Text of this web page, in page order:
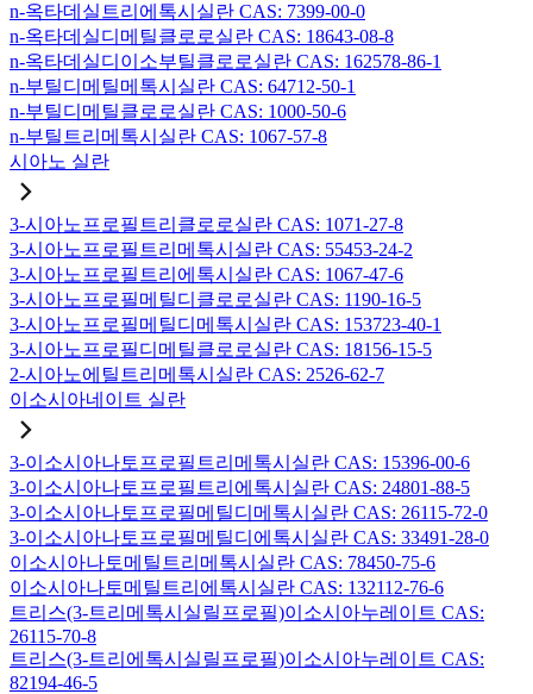
n-옥타데실트리에톡시실란 CAS: 7399-00-0
n-옥타데실디메틸클로로실란 CAS: 18643-08-8
n-옥타데실디이소부틸클로로실란 CAS: 162578-86-1
n-부틸디메틸메톡시실란 CAS: 64712-50-1
n-부틸디메틸클로로실란 CAS: 1000-50-6
n-부틸트리메톡시실란 CAS: 1067-57-8
시아노 실란
3-시아노프로필트리클로로실란 CAS: 1071-27-8
3-시아노프로필트리메톡시실란 CAS: 55453-24-2
3-시아노프로필트리에톡시실란 CAS: 1067-47-6
3-시아노프로필메틸디클로로실란 CAS: 1190-16-5
3-시아노프로필메틸디메톡시실란 CAS: 153723-40-1
3-시아노프로필디메틸클로로실란 CAS: 18156-15-5
2-시아노에틸트리메톡시실란 CAS: 2526-62-7
이소시아네이트 실란
3-이소시아나토프로필트리메톡시실란 CAS: 15396-00-6
3-이소시아나토프로필트리에톡시실란 CAS: 24801-88-5
3-이소시아나토프로필메틸디메톡시실란 CAS: 26115-72-0
3-이소시아나토프로필메틸디에톡시실란 CAS: 33491-28-0
이소시아나토메틸트리메톡시실란 CAS: 78450-75-6
이소시아나토메틸트리에톡시실란 CAS: 132112-76-6
트리스(3-트리메톡시실릴프로필)이소시아누레이트 CAS:
26115-70-8
트리스(3-트리에톡시실릴프로필)이소시아누레이트 CAS:
82194-46-5